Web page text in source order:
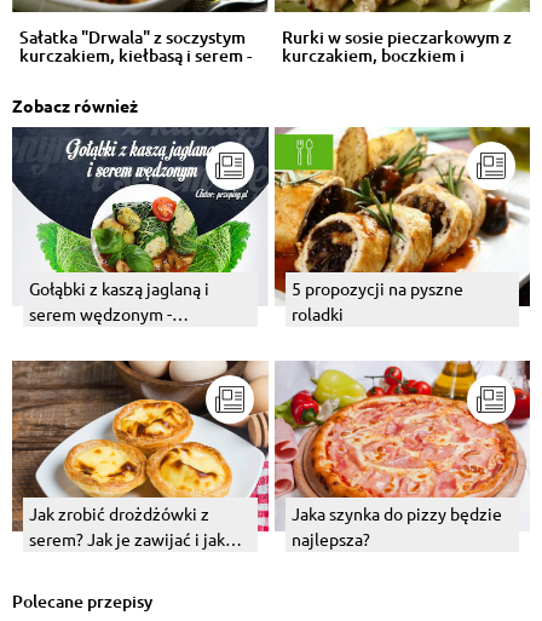
Sałatka "Drwala" z soczystym
kurczakiem, kiełbasą i serem -
Rurki w sosie pieczarkowym z
kurczakiem, boczkiem i
Zobacz również
Gołąbki z kaszą jaglaną i
serem wędzonym -
5 propozycji na pyszne
roladki
Jak zrobić drożdżówki z
serem? Jak je zawijać i jak
Jaka szynka do pizzy będzie
najlepsza?
Polecane przepisy